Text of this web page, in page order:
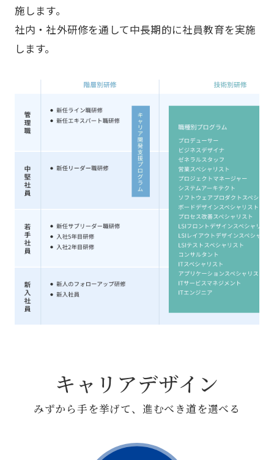
施します。
社内・社外研修を通して中長期的に社員教育を実施
します。
キャリアデザイン
みずから手を挙げて、進むべき道を選べる